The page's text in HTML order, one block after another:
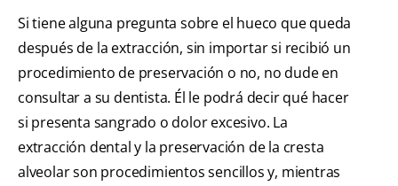
Si tiene alguna pregunta sobre el hueco que queda
después de la extracción, sin importar si recibió un
procedimiento de preservación o no, no dude en
consultar a su dentista. Él le podrá decir qué hacer
si presenta sangrado o dolor excesivo. La
extracción dental y la preservación de la cresta
alveolar son procedimientos sencillos y, mientras